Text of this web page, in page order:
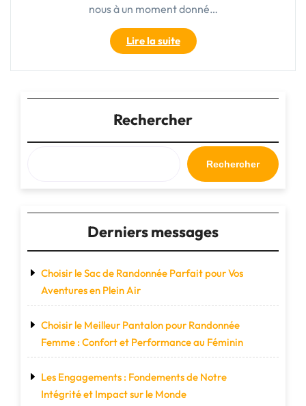
nous à un moment donné…
Lire la suite"Lutter
contre
l’isolement
Cultiver
des
liens
sociaux
pour
un
Rechercher
Rechercher
Derniers messages
Choisir le Sac de Randonnée Parfait pour Vos
Aventures en Plein Air
Choisir le Meilleur Pantalon pour Randonnée
Femme : Confort et Performance au Féminin
Les Engagements : Fondements de Notre
Intégrité et Impact sur le Monde